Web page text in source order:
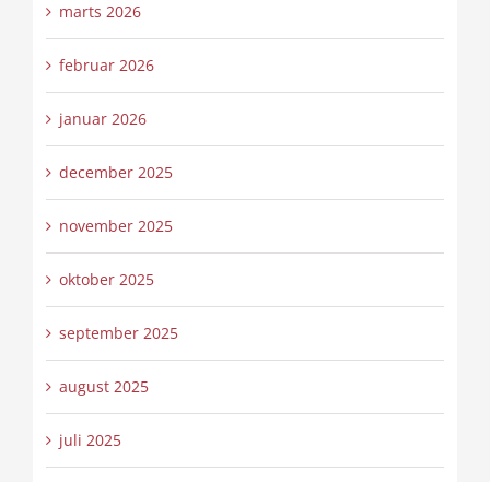
marts 2026
februar 2026
januar 2026
december 2025
november 2025
oktober 2025
september 2025
august 2025
juli 2025